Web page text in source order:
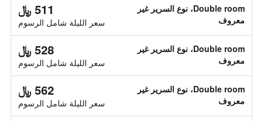
Double room، نوع السرير غير
معروف
511 ﷼
سعر الليلة شامل الرسوم
Double room، نوع السرير غير
معروف
528 ﷼
سعر الليلة شامل الرسوم
Double room، نوع السرير غير
معروف
562 ﷼
سعر الليلة شامل الرسوم